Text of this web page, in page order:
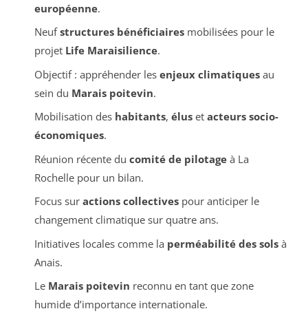
européenne.
Neufstructures bénéficiairesmobilisées pour le
projet Life Maraisilience.
Objectif : appréhender les enjeux climatiquesau
sein du Marais poitevin.
Mobilisation des habitants, éluset acteurs socio-
économiques.
Réunion récente du comité de pilotageà La
Rochelle pour un bilan.
Focus sur actions collectivespour anticiper le
changement climatique sur quatre ans.
Initiatives locales comme la perméabilité des solsà
Anais.
Le Marais poitevin reconnu en tant que zone
humide d’importance internationale.